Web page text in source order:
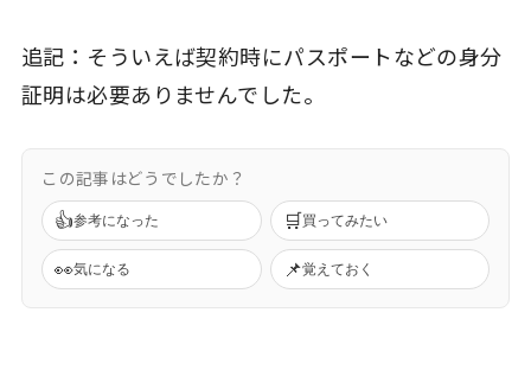
追記：そういえば契約時にパスポートなどの身分
証明は必要ありませんでした。
この記事はどうでしたか？
👍参考になった 🛒 買ってみたい
👀気になる 📌覚えておく